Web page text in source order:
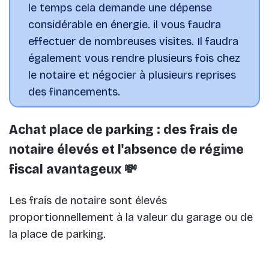
le temps cela demande une dépense
considérable en énergie. il vous faudra
effectuer de nombreuses visites. Il faudra
également vous rendre plusieurs fois chez
le notaire et négocier à plusieurs reprises
des financements.
Achat place de parking : des frais de
notaire élevés et l'absence de régime
fiscal avantageux 💸
Les frais de notaire sont élevés
proportionnellement à la valeur du garage ou de
la place de parking.